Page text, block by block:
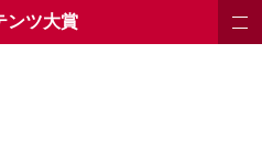
ンツ大賞